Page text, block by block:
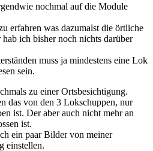
nochmal auf die Module
erfahren was dazumalst die örtliche
ich bisher noch nichts darüber
muss ja mindestens eine Lok
sein.
zu einer Ortsbesichtigung.
das von den 3 Lokschuppen, nur
ist. Der aber auch nicht mehr an
ist.
ein paar Bilder von meiner
einstellen.